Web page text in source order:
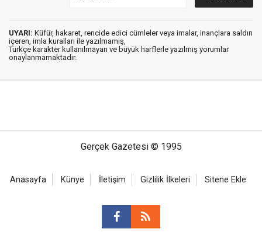
UYARI: Küfür, hakaret, rencide edici cümleler veya imalar, inançlara saldırı
içeren, imla kuralları ile yazılmamış,
Türkçe karakter kullanılmayan ve büyük harflerle yazılmış yorumlar
onaylanmamaktadır.
Gerçek Gazetesi © 1995
Anasayfa Künye İletişim Gizlilik İlkeleri Sitene Ekle